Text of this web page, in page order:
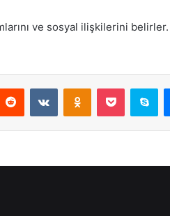
ve sosyal ilişkilerini
Reddit VKontakteOdnoklassniki
Pocket